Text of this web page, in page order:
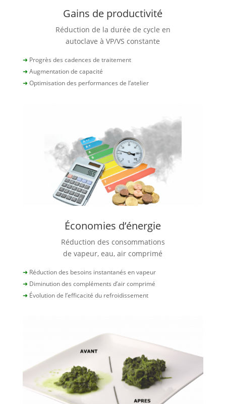
Gains de productivité
Réduction de la durée de cycle en
autoclave à VP/VS constante
➜ Progrès des cadences de traitement
➜ Augmentation de capacité
➜ Optimisation des performances de l’atelier
Économies d’énergie
Réduction des consommations
de vapeur, eau, air comprimé
➜ Réduction des besoins instantanés en vapeur
➜ Diminution des compléments d’air comprimé
➜ Évolution de l’efficacité du refroidissement